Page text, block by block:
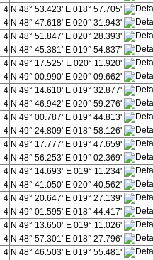
4 N 48° 53.423' E 018° 57.705'
4 N 48° 47.618' E 020° 31.943'
4 N 48° 51.847' E 020° 28.393'
4 N 48° 45.381' E 019° 54.837'
4 N 49° 17.525' E 020° 11.920'
4 N 49° 00.990' E 020° 09.662'
4 N 49° 14.610' E 019° 32.877'
4 N 48° 46.942' E 020° 59.276'
4 N 49° 00.787' E 019° 44.813'
4 N 49° 24.809' E 018° 58.126'
4 N 49° 17.777' E 019° 47.659'
4 N 48° 56.253' E 019° 02.369'
4 N 49° 14.693' E 019° 11.234'
4 N 48° 41.050' E 020° 40.562'
4 N 49° 20.647' E 019° 27.139'
4 N 49° 01.595' E 018° 44.417'
4 N 49° 13.650' E 019° 11.026'
4 N 48° 57.301' E 018° 27.796'
4 N 48° 46.503' E 019° 55.481'